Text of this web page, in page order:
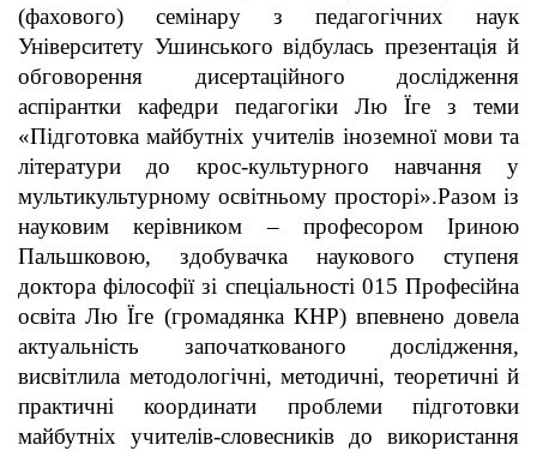
(фахового) семінару з педагогічних наук
Університету Ушинського відбулась презентація й
обговорення дисертаційного дослідження
аспірантки кафедри педагогіки Лю Їге з теми
«Підготовка майбутніх учителів іноземної мови та
літератури до крос-культурного навчання у
мультикультурному освітньому просторі».Разом із
науковим керівником – професором Іриною
Пальшковою, здобувачка наукового ступеня
доктора філософії зі спеціальності 015 Професійна
освіта Лю Їге (громадянка КНР) впевнено довела
актуальність започаткованого дослідження,
висвітлила методологічні, методичні, теоретичні й
практичні координати проблеми підготовки
майбутніх учителів-словесників до використання